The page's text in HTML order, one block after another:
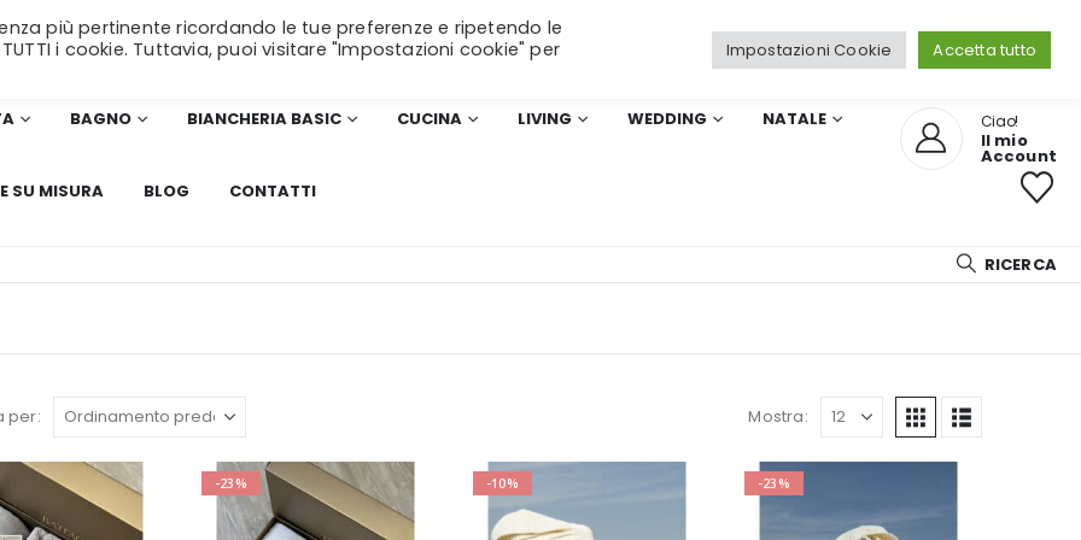
SPEDIZIONE GRATUITAper ordini superiori a 99€!
BAGNO BIANCHERIA BASIC CUCINA LIVING WEDDING NATALE
SU MISURA BLOG CONTATTI
Ciao!
Il mio
Account
RICERCA
per: Mostra:
-23% -10% -23%
più pertinente ricordando le tue preferenze e ripetendo le
i cookie. Tuttavia, puoi visitare "Impostazioni cookie" per
Impostazioni Cookie Accetta tutto